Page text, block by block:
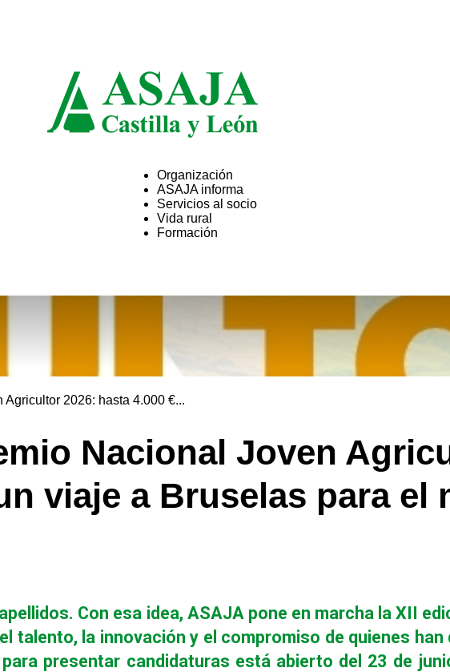
ASAJA
Castilla
y
León
Organización
ASAJA informa
Servicios al socio
Vida rural
Formación
2026: hasta 4.000 €...
Nacional Joven
viaje a Bruselas para el
Con esa idea, ASAJA pone en marcha la XII
talento, la innovación y el compromiso de quienes
presentar candidaturas está abierto del 23 de